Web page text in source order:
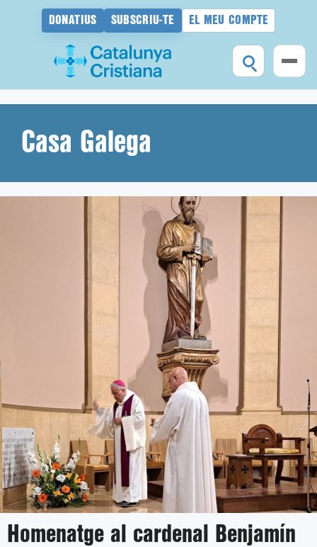
DONATIUS SUBSCRIU-TE EL MEU COMPTE
contingutCasa Galega
Homenatge al cardenal Benjamín